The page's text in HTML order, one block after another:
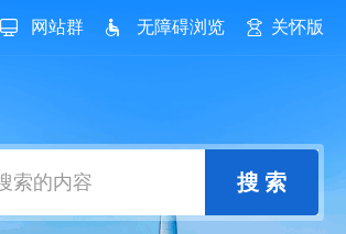
网站群 无障碍浏览 关怀版